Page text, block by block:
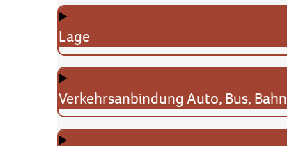
Lage
Verkehrsanbindung Auto, Bus, Bahn